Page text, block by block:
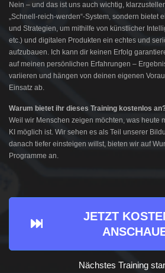
Nein – und das ist uns auch wichtig,
„Schnell-reich-werden“-System, sondern bietet
und Strategien, um mithilfe von künstlicher
etc.) und digitalen Produkten ein echtes und
aufzubauen. Ich kann dir keinen Erfolg
auf meinen persönlichen Erfahrungen –
variieren und hängen von deinen eigenen
Einsatz ab.
Warum bietet ihr dieses Training kostenlos
Weil wir Menschen zeigen möchten, was heute
KI möglich ist. Wir sehen es als Teil unserer
danach tiefer einsteigen willst, bieten wir auf
Programme an.
JETZT
Nächstes Training